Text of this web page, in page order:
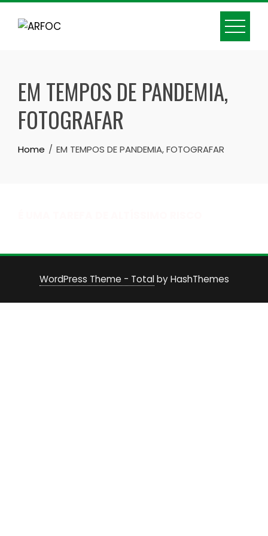
Skip
EM TEMPOS DE PANDEMIA,
FOTOGRAFAR
Home EM TEMPOS DE PANDEMIA, FOTOGRAFAR
WordPress Theme - Totalby HashThemes